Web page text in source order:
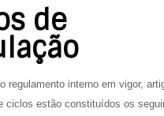
de
regulamento interno em vigor,
ciclos estão constituídos os